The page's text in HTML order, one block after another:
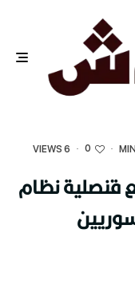
·
0
·
6 VIEWS
قنصلية نظام